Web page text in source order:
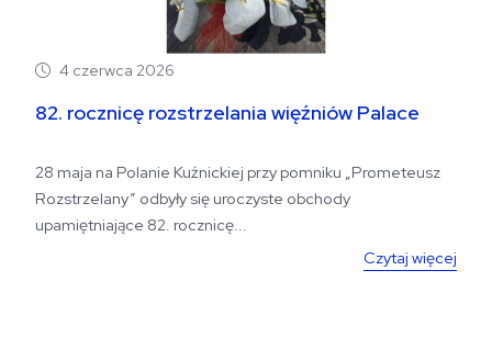
4 czerwca 2026
82. rocznicę rozstrzelania więźniów Palace
28 maja na Polanie Kuźnickiej przy pomniku „Prometeusz
Rozstrzelany” odbyły się uroczyste obchody
upamiętniające 82. rocznicę...
Czytaj więcej